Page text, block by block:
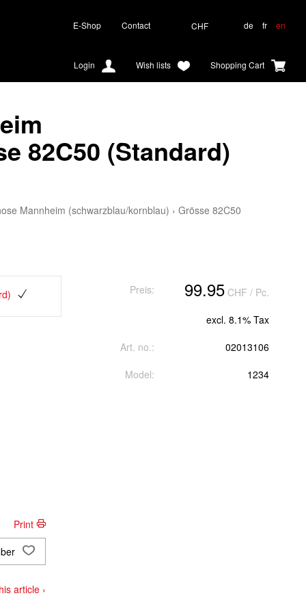
CHF de fr en
E-Shop Contact
Shopping Cart
Wish lists
Login
82C50 (Standard)
Mannheim (schwarzblau/kornblau) › Grösse 82C50
Preis: 99.95 CHF / Pc.
excl. 8.1% Tax
Art. no.:
02013106
Model:
1234
Print
article ›